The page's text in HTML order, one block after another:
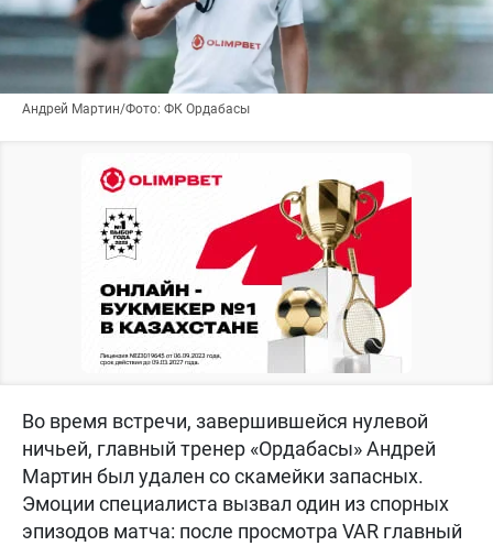
Андрей Мартин/Фото: ФК Ордабасы
Во время встречи, завершившейся нулевой
ничьей, главный тренер «Ордабасы» Андрей
Мартин был удален со скамейки запасных.
Эмоции специалиста вызвал один из спорных
эпизодов матча: после просмотра VAR главный